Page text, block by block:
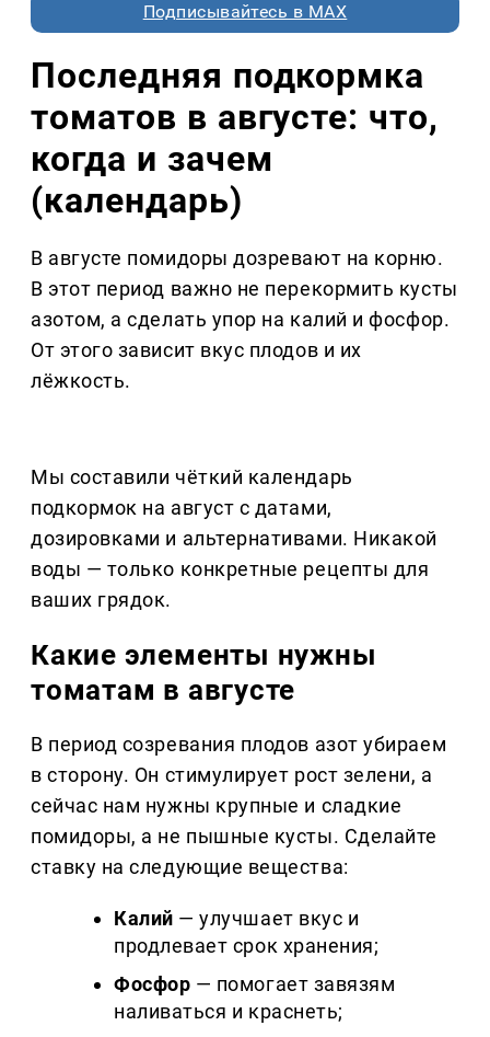
Подписывайтесь в MAX
Последняя подкормка
томатов в августе: что,
когда и зачем
(календарь)
В августе помидоры дозревают на корню.
В этот период важно не перекормить кусты
азотом, а сделать упор на калий и фосфор.
От этого зависит вкус плодов и их
лёжкость.
Мы составили чёткий календарь
подкормок на август с датами,
дозировками и альтернативами. Никакой
воды — только конкретные рецепты для
ваших грядок.
Какие элементы нужны
томатам в августе
В период созревания плодов азот убираем
в сторону. Он стимулирует рост зелени, а
сейчас нам нужны крупные и сладкие
помидоры, а не пышные кусты. Сделайте
ставку на следующие вещества:
Калий — улучшает вкус и
продлевает срок хранения;
Фосфор — помогает завязям
наливаться и краснеть;